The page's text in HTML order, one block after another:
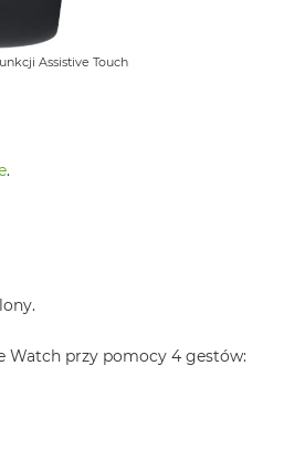
Assistive Touch
.
Watch przy pomocy 4 gestów: